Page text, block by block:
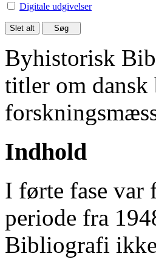
Digitale udgivelser
Byhistorisk
titler om
Indhold
I førte fase var
periode fra
Bibliografi